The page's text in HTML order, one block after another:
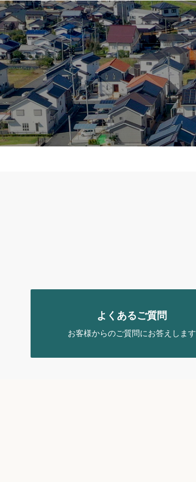
よくあるご質問
お客様からのご質問にお答えします